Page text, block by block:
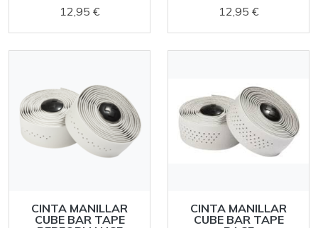
12,95 €
12,95 €
CINTA MANILLAR
CUBE BAR TAPE
CINTA MANILLAR
CUBE BAR TAPE